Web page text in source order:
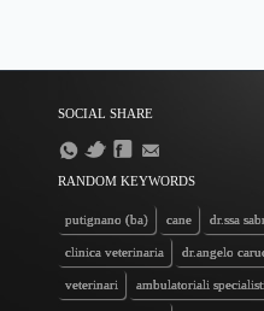
SOCIAL SHARE
RANDOM KEYWORDS
putignano (ba) cane dr.ssa
clinica veterinaria dr.angelo
veterinari ambulatoriali